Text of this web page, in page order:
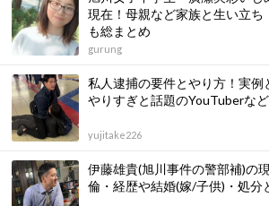
現在！母親など家族と生い立ち
も総まとめ
gurung
私人逮捕の要件とやり方！実例
やりすぎと話題のYouTuberな
yujitake226
伊藤雄貴(旭川事件の警部補)の
倫・経歴や結婚(嫁/子供)・処分